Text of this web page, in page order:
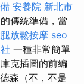
安養院 新北市
傳統準備，當
放鬆按摩 seo
一種非常簡單
克插圖的前編
森（不，不是